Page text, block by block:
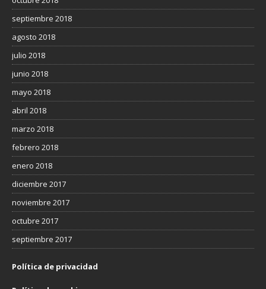
septiembre 2018
agosto 2018
julio 2018
junio 2018
mayo 2018
abril 2018
marzo 2018
febrero 2018
enero 2018
diciembre 2017
noviembre 2017
octubre 2017
septiembre 2017
Política de privacidad